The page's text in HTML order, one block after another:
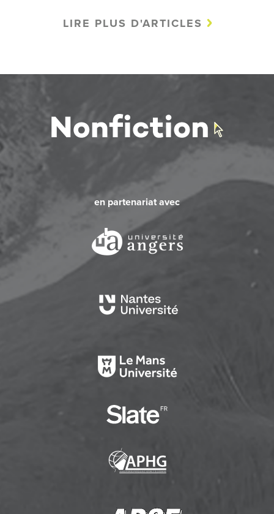
LIRE PLUS D'ARTICLES
en partenariat avec